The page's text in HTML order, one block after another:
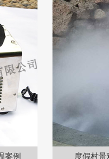
度假村景观造雾工程效果展示